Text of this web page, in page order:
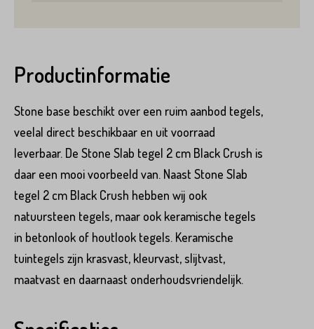
Productinformatie
Stone base beschikt over een ruim aanbod tegels,
veelal direct beschikbaar en uit voorraad
leverbaar. De Stone Slab tegel 2 cm Black Crush is
daar een mooi voorbeeld van. Naast Stone Slab
tegel 2 cm Black Crush hebben wij ook
natuursteen tegels, maar ook keramische tegels
in betonlook of houtlook tegels. Keramische
tuintegels zijn krasvast, kleurvast, slijtvast,
maatvast en daarnaast onderhoudsvriendelijk.
Variant*
Hoeveel m2 heeft u nodig?*
Voornaam*
Voornaam*
Achternaam*